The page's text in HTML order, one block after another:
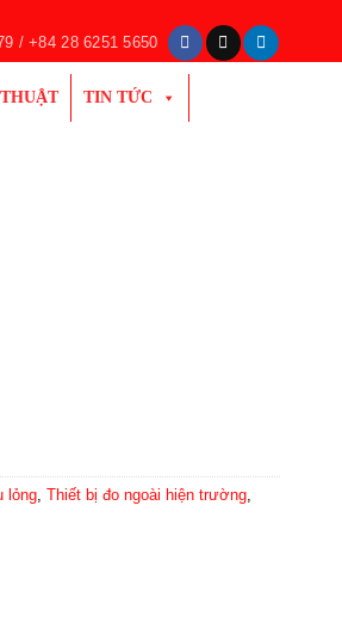
/ +84 28 6251 5650
TIN TỨC
lỏng ,Thiết bị đo ngoài hiện trường